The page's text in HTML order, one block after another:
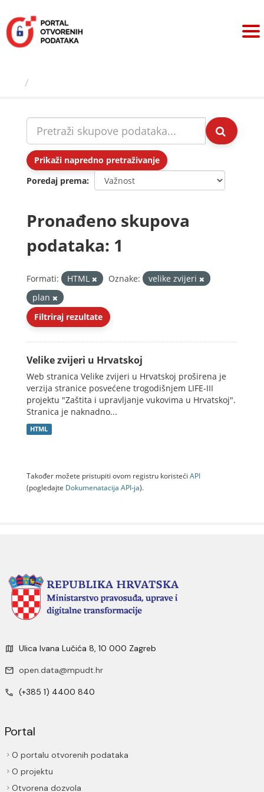
sadržaj
Prikaži napredno pretraživanje
Poredaj prema
Pronađeno skupova
podataka: 1
Formati: HTML Oznake:
velike zvijeri
plan
Filtriraj rezultate
Velike zvijeri u Hrvatskoj
Web stranica Velike zvijeri u Hrvatskoj proširena je
verzija stranice posvećene trogodišnjem LIFE-III
projektu "Zaštita i upravljanje vukovima u Hrvatskoj".
Stranica je naknadno...
HTML
Također možete pristupiti ovom registru koristeći API
(pogledajte Dokumenаtаcijа API-jа).